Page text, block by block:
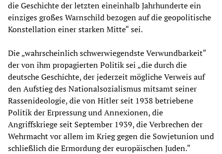
die Geschichte der letzten eineinhalb Jahrhunderte ein
einziges großes Warnschild bezogen auf die geopolitische
Konstellation einer starken Mitte“ sei.
Die „wahrscheinlich schwerwiegendste Verwundbarkeit“
der von ihm propagierten Politik sei „die durch die
deutsche Geschichte, der jederzeit mögliche Verweis auf
den Aufstieg des Nationalsozialismus mitsamt seiner
Rassenideologie, die von Hitler seit 1938 betriebene
Politik der Erpressung und Annexionen, die
Angriffskriege seit September 1939, die Verbrechen der
Wehrmacht vor allem im Krieg gegen die Sowjetunion und
schließlich die Ermordung der europäischen Juden.“